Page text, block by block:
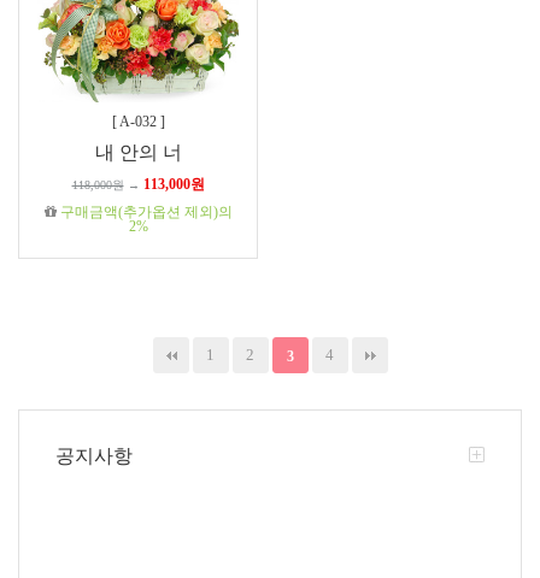
[A-032 ]
내 안의 너
118,000원 → 113,000원
구매금액(추가옵션 제외)의
2%
1 2 3 4
공지사항